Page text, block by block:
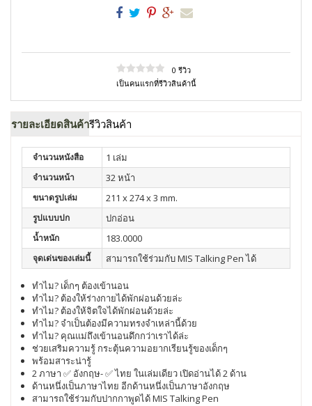
0 รีวิว
เป็นคนแรกที่รีวิวสินค้านี้
รายละเอียดสินค้ารีวิวสินค้า
จำนวนหนังสือ 1 เล่ม
จำนวนหน้า 32 หน้า
ขนาดรูปเล่ม 211 x 274 x 3 mm.
รูปแบบปก ปกอ่อน
น้ำหนัก 183.0000
จุดเด่นของเล่มนี้ สามารถใช้ร่วมกับ MIS Talking Pen ได้
ทำไม? เด็กๆ ต้องเข้านอน
ทำไม? ต้องให้ร่างกายได้พักผ่อนด้วยล่ะ
ทำไม? ต้องให้จิตใจได้พักผ่อนด้วยล่ะ
ทำไม? จำเป็นต้องมีความทรงจำเหล่านี้ด้วย
ทำไม? คุณแม่ถึงเข้านอนดึกกว่าเราได้ล่ะ
ช่วยเสริมความรู้ กระตุ้นความอยากเรียนรู้ของเด็กๆ
พร้อมสาระน่ารู้
2 ภาษา ✅ อังกฤษ- ✅ ไทย ในเล่มเดียว เปิดอ่านได้ 2 ด้าน
ด้านหนึ่งเป็นภาษาไทย อีกด้านหนึ่งเป็นภาษาอังกฤษ
สามารถใช้ร่วมกับปากกาพูดได้ MIS Talking Pen